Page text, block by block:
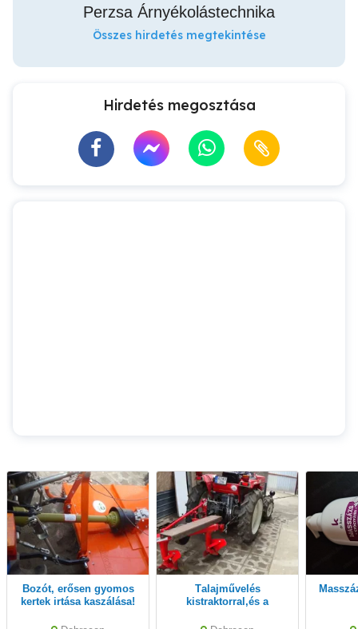
Perzsa Árnyékolástechnika
Összes hirdetés megtekintése
Hirdetés megosztása
Bozót, erősen gyomos
kertek irtása kaszálása!
Talajművelés
kistraktorral,és a